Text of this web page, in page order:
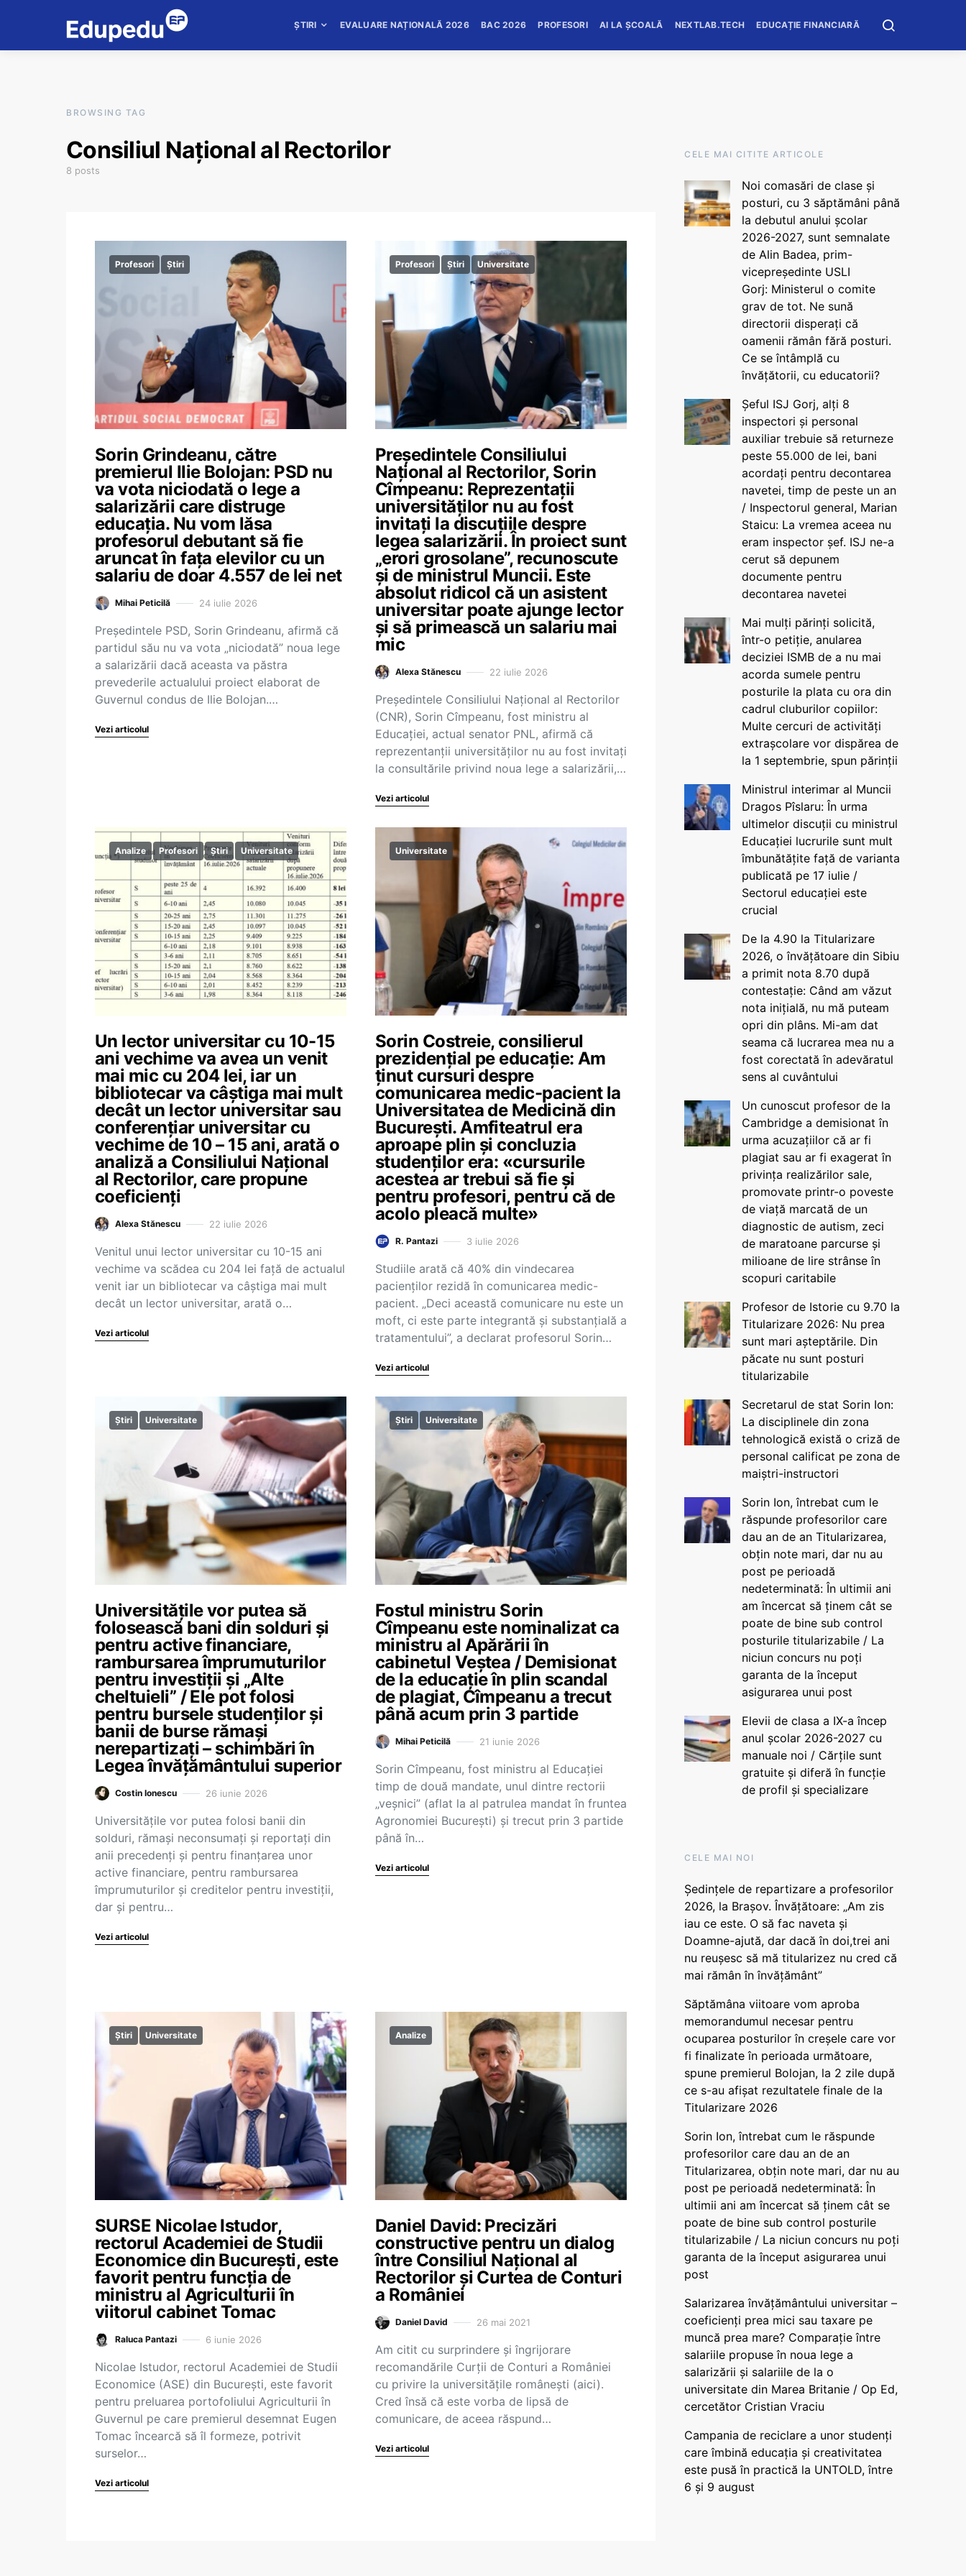
ȘTIRI EVALUARE NAȚIONALĂ 2026 BAC 2026 PROFESORI AI LA ȘCOALĂ NEXTLAB.TECH EDUCAȚIE FINANCIARĂ
BROWSING TAG
Consiliul Național al Rectorilor
8 posts
Profesori Știri
Sorin Grindeanu, către
premierul Ilie Bolojan: PSD nu
va vota niciodată o lege a
salarizării care distruge
educația. Nu vom lăsa
profesorul debutant să fie
aruncat în fața elevilor cu un
salariu de doar 4.557 de lei net
Mihai Peticilă 24 iulie 2026
Președintele PSD, Sorin Grindeanu, afirmă că
partidul său nu va vota „niciodată” noua lege
a salarizării dacă aceasta va păstra
prevederile actualului proiect elaborat de
Guvernul condus de Ilie Bolojan.…
Vezi articolul
Profesori Știri Universitate
Președintele Consiliului
Național al Rectorilor, Sorin
Cîmpeanu: Reprezentații
universităților nu au fost
invitați la discuțiile despre
legea salarizării. În proiect sunt
„erori grosolane”, recunoscute
și de ministrul Muncii. Este
absolut ridicol că un asistent
universitar poate ajunge lector
și să primească un salariu mai
mic
Alexa Stănescu 22 iulie 2026
Președintele Consiliului Național al Rectorilor
(CNR), Sorin Cîmpeanu, fost ministru al
Educației, actual senator PNL, afirmă că
reprezentanții universităților nu au fost invitați
la consultările privind noua lege a salarizării,…
Vezi articolul
Analize Profesori Știri Universitate
Un lector universitar cu 10-15
ani vechime va avea un venit
mai mic cu 204 lei, iar un
bibliotecar va câștiga mai mult
decât un lector universitar sau
conferențiar universitar cu
vechime de 10 – 15 ani, arată o
analiză a Consiliului Național
al Rectorilor, care propune
coeficienți
Alexa Stănescu 22 iulie 2026
Venitul unui lector universitar cu 10-15 ani
vechime va scădea cu 204 lei față de actualul
venit iar un bibliotecar va câștiga mai mult
decât un lector universitar, arată o…
Vezi articolul
Universitate
Sorin Costreie, consilierul
prezidențial pe educație: Am
ținut cursuri despre
comunicarea medic-pacient la
Universitatea de Medicină din
București. Amfiteatrul era
aproape plin și concluzia
studenților era: «cursurile
acestea ar trebui să fie și
pentru profesori, pentru că de
acolo pleacă multe»
R. Pantazi 3 iulie 2026
Studiile arată că 40% din vindecarea
pacienților rezidă în comunicarea medic-
pacient. „Deci această comunicare nu este un
moft, ci este parte integrantă și substanțială a
tratamentului”, a declarat profesorul Sorin…
Vezi articolul
Știri Universitate
Universitățile vor putea să
folosească bani din solduri și
pentru active financiare,
rambursarea împrumuturilor
pentru investiții și „Alte
cheltuieli” / Ele pot folosi
pentru bursele studenților și
banii de burse rămași
nerepartizați – schimbări în
Legea învățământului superior
Costin Ionescu 26 iunie 2026
Universitățile vor putea folosi banii din
solduri, rămași neconsumați și reportați din
anii precedenți și pentru finanțarea unor
active financiare, pentru rambursarea
împrumuturilor și creditelor pentru investiții,
dar și pentru…
Vezi articolul
Știri Universitate
Fostul ministru Sorin
Cîmpeanu este nominalizat ca
ministru al Apărării în
cabinetul Veștea / Demisionat
de la educație în plin scandal
de plagiat, Cîmpeanu a trecut
până acum prin 3 partide
Mihai Peticilă 21 iunie 2026
Sorin Cîmpeanu, fost ministru al Educației
timp de două mandate, unul dintre rectorii
„veșnici” (aflat la al patrulea mandat în fruntea
Agronomiei București) și trecut prin 3 partide
până în…
Vezi articolul
Știri Universitate
SURSE Nicolae Istudor,
rectorul Academiei de Studii
Economice din București, este
favorit pentru funcția de
ministru al Agriculturii în
viitorul cabinet Tomac
Raluca Pantazi 6 iunie 2026
Nicolae Istudor, rectorul Academiei de Studii
Economice (ASE) din București, este favorit
pentru preluarea portofoliului Agriculturii în
Guvernul pe care premierul desemnat Eugen
Tomac încearcă să îl formeze, potrivit
surselor…
Vezi articolul
Analize
Daniel David: Precizări
constructive pentru un dialog
între Consiliul Național al
Rectorilor și Curtea de Conturi
a României
Daniel David 26 mai 2021
Am citit cu surprindere și îngrijorare
recomandările Curții de Conturi a României
cu privire la universitățile românești (aici).
Cred însă că este vorba de lipsă de
comunicare, de aceea răspund…
Vezi articolul
CELE MAI CITITE ARTICOLE
Noi comasări de clase și
posturi, cu 3 săptămâni până
la debutul anului școlar
2026-2027, sunt semnalate
de Alin Badea, prim-
vicepreședinte USLI
Gorj: Ministerul o comite
grav de tot. Ne sună
directorii disperați că
oamenii rămân fără posturi.
Ce se întâmplă cu
învățătorii, cu educatorii?
Șeful ISJ Gorj, alți 8
inspectori și personal
auxiliar trebuie să returneze
peste 55.000 de lei, bani
acordați pentru decontarea
navetei, timp de peste un an
/ Inspectorul general, Marian
Staicu: La vremea aceea nu
eram inspector șef. ISJ ne-a
cerut să depunem
documente pentru
decontarea navetei
Mai mulți părinți solicită,
într-o petiție, anularea
deciziei ISMB de a nu mai
acorda sumele pentru
posturile la plata cu ora din
cadrul cluburilor copiilor:
Multe cercuri de activități
extrașcolare vor dispărea de
la 1 septembrie, spun părinții
Ministrul interimar al Muncii
Dragos Pîslaru: În urma
ultimelor discuții cu ministrul
Educației lucrurile sunt mult
îmbunătățite față de varianta
publicată pe 17 iulie /
Sectorul educației este
crucial
De la 4.90 la Titularizare
2026, o învățătoare din Sibiu
a primit nota 8.70 după
contestație: Când am văzut
nota inițială, nu mă puteam
opri din plâns. Mi-am dat
seama că lucrarea mea nu a
fost corectată în adevăratul
sens al cuvântului
Un cunoscut profesor de la
Cambridge a demisionat în
urma acuzațiilor că ar fi
plagiat sau ar fi exagerat în
privința realizărilor sale,
promovate printr-o poveste
de viață marcată de un
diagnostic de autism, zeci
de maratoane parcurse și
milioane de lire strânse în
scopuri caritabile
Profesor de Istorie cu 9.70 la
Titularizare 2026: Nu prea
sunt mari așteptările. Din
păcate nu sunt posturi
titularizabile
Secretarul de stat Sorin Ion:
La disciplinele din zona
tehnologică există o criză de
personal calificat pe zona de
maiștri-instructori
Sorin Ion, întrebat cum le
răspunde profesorilor care
dau an de an Titularizarea,
obțin note mari, dar nu au
post pe perioadă
nedeterminată: În ultimii ani
am încercat să ținem cât se
poate de bine sub control
posturile titularizabile / La
niciun concurs nu poți
garanta de la început
asigurarea unui post
Elevii de clasa a IX-a încep
anul școlar 2026-2027 cu
manuale noi / Cărțile sunt
gratuite și diferă în funcție
de profil și specializare
CELE MAI NOI
Ședințele de repartizare a profesorilor
2026, la Brașov. Învățătoare: „Am zis
iau ce este. O să fac naveta și
Doamne-ajută, dar dacă în doi,trei ani
nu reușesc să mă titularizez nu cred că
mai rămân în învățământ”
Săptămâna viitoare vom aproba
memorandumul necesar pentru
ocuparea posturilor în creșele care vor
fi finalizate în perioada următoare,
spune premierul Bolojan, la 2 zile după
ce s-au afișat rezultatele finale de la
Titularizare 2026
Sorin Ion, întrebat cum le răspunde
profesorilor care dau an de an
Titularizarea, obțin note mari, dar nu au
post pe perioadă nedeterminată: În
ultimii ani am încercat să ținem cât se
poate de bine sub control posturile
titularizabile / La niciun concurs nu poți
garanta de la început asigurarea unui
post
Salarizarea învățământului universitar –
coeficienți prea mici sau taxare pe
muncă prea mare? Comparație între
salariile propuse în noua lege a
salarizării și salariile de la o
universitate din Marea Britanie / Op Ed,
cercetător Cristian Vraciu
Campania de reciclare a unor studenți
care îmbină educația și creativitatea
este pusă în practică la UNTOLD, între
6 și 9 august